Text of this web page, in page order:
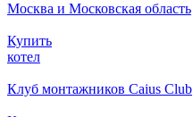
Москва и Московская область
Купить
котел
Клуб монтажников Caius Club